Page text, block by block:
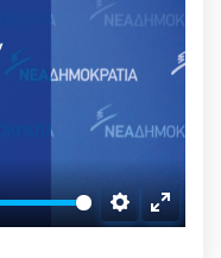
SettingsEnter